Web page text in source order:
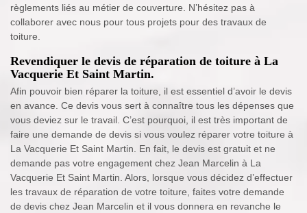
règlements liés au métier de couverture. N’hésitez pas à
collaborer avec nous pour tous projets pour des travaux de
toiture.
Revendiquer le devis de réparation de toiture à La
Vacquerie Et Saint Martin.
Afin pouvoir bien réparer la toiture, il est essentiel d’avoir le devis
en avance. Ce devis vous sert à connaître tous les dépenses que
vous deviez sur le travail. C’est pourquoi, il est très important de
faire une demande de devis si vous voulez réparer votre toiture à
La Vacquerie Et Saint Martin. En fait, le devis est gratuit et ne
demande pas votre engagement chez Jean Marcelin à La
Vacquerie Et Saint Martin. Alors, lorsque vous décidez d’effectuer
les travaux de réparation de votre toiture, faites votre demande
de devis chez Jean Marcelin et il vous donnera en revanche le